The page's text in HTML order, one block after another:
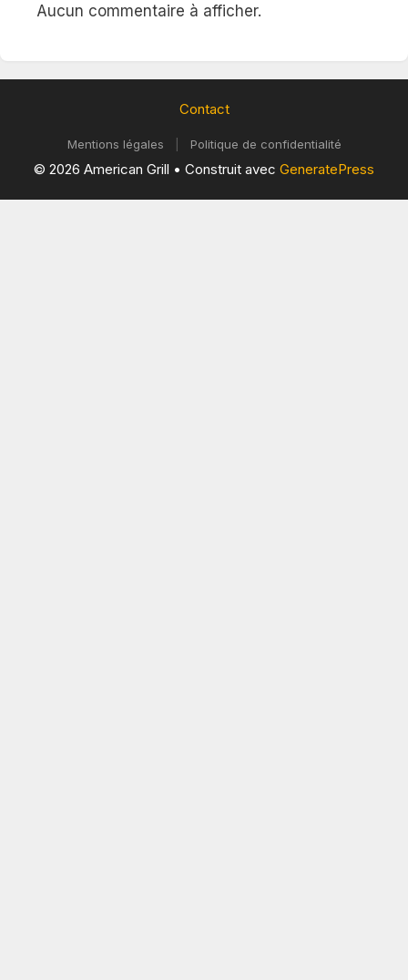
Aucun commentaire à afficher.
Contact
Mentions légales Politique de confidentialité
© 2026 American Grill • Construit avec GeneratePress